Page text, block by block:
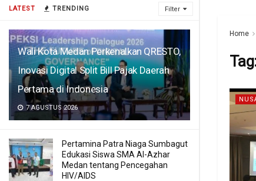
LATEST TRENDING Filter
Wali Kota Medan Perkenalkan QRESTO,
Inovasi Digital Split Bill Pajak Daerah
Pertama di Indonesia
7 AGUSTUS 2026
Pertamina Patra Niaga Sumbagut
Edukasi Siswa SMA Al-Azhar
Medan tentang Pencegahan
HIV/AIDS
Home